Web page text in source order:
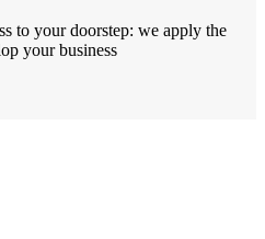
to your doorstep: we apply the
your business